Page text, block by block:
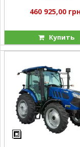
460 925,00
Купить